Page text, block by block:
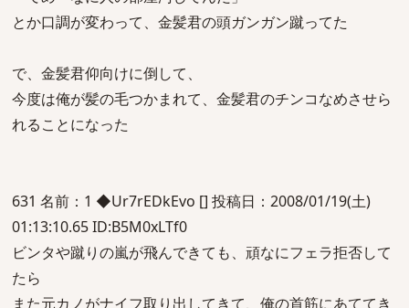
とか口調が変わって、金髪君の頭ガンガン蹴ってた
で、金髪君仰向けに倒して、
今度は俺が髪の毛つかまれて、金髪君のチンコなめさせら
れることになった
631 名前：1 ◆Ur7rEDkEvo [] 投稿日：2008/01/19(土)
01:13:10.65 ID:B5M0xLTf0
ビンタや蹴りの嵐が飛んできても、頑なにフェラ拒否して
たら
また元カノがナイフ取り出してきて、俺の首筋にあててき